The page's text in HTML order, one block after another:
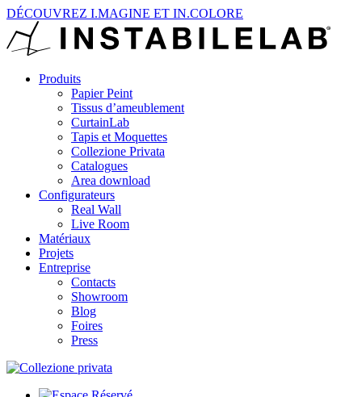
DÉCOUVREZ I.MAGINE ET IN.COLORE
Produits
Papier Peint
Tissus d’ameublement
CurtainLab
Tapis et Moquettes
Collezione Privata
Catalogues
Area download
Configurateurs
Real Wall
Live Room
Matériaux
Projets
Entreprise
Contacts
Showroom
Blog
Foires
Press